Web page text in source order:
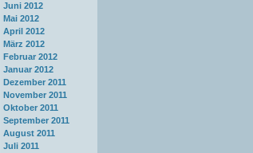
Juni 2012
Mai 2012
April 2012
März 2012
Februar 2012
Januar 2012
Dezember 2011
November 2011
Oktober 2011
September 2011
August 2011
Juli 2011